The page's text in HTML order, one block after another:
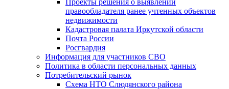
Проекты решения о выявлении
правообладателя ранее учтенных объектов
недвижимости
Кадастровая палата Иркутской области
Почта России
Росгвардия
Информация для участников СВО
Политика в области персональных данных
Потребительский рынок
Схема НТО Слюдянского района